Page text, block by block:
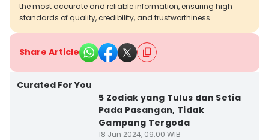
the most accurate and reliable information, ensuring high
standards of quality, credibility, and trustworthiness.
Share Article
Curated For You
5 Zodiak yang Tulus dan Setia
Pada Pasangan, Tidak
Gampang Tergoda
18 Jun 2024, 09:00 WIB